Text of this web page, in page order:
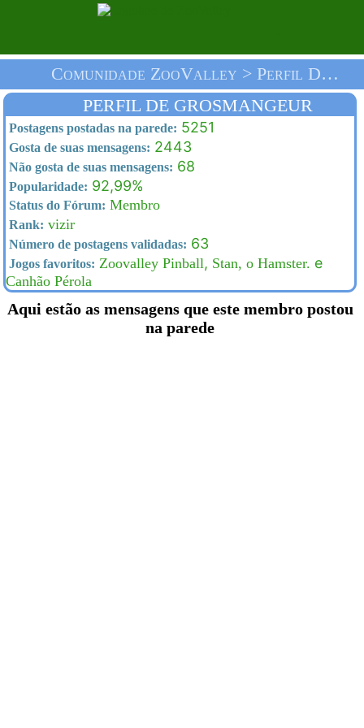
Comunidade ZooValley > Perfil De Grosmangeur > Homepage
PERFIL DE GROSMANGEUR
Postagens postadas na parede: 5251
Gosta de suas mensagens: 2443
Não gosta de suas mensagens: 68
Popularidade: 92,99%
Status do Fórum: Membro
Rank: vizir
Número de postagens validadas: 63
Jogos favoritos: Zoovalley Pinball, Stan, o Hamster. e
Canhão Pérola
Aqui estão as mensagens que este membro postou
na parede